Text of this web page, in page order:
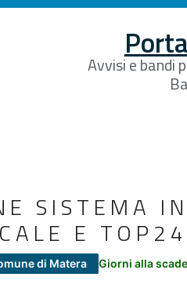
Avvisi e bandi
SISTEMA
E
di Matera Giorni alla